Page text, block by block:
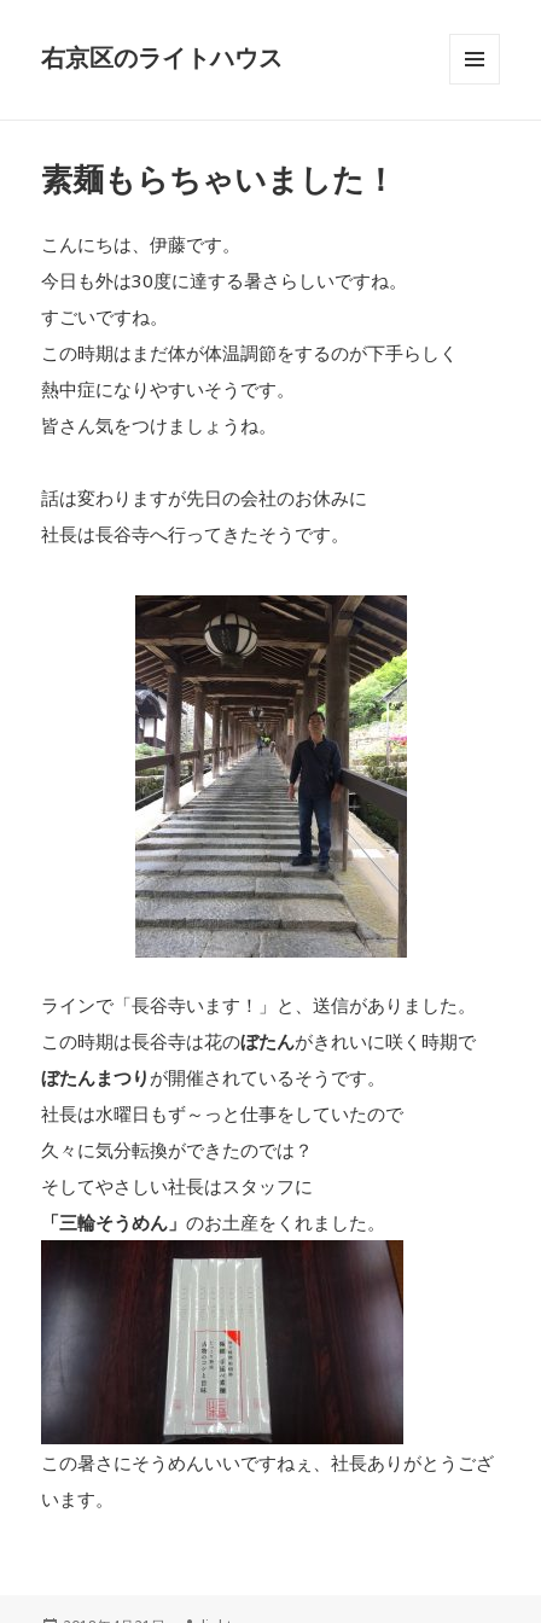
右京区のライトハウス
素麺もらちゃいました！
こんにちは、伊藤です。
今日も外は30度に達する暑さらしいですね。
すごいですね。
この時期はまだ体が体温調節をするのが下手らしく
熱中症になりやすいそうです。
皆さん気をつけましょうね。
話は変わりますが先日の会社のお休みに
社長は長谷寺へ行ってきたそうです。
ラインで「長谷寺います！」と、送信がありました。
この時期は長谷寺は花のぼたんがきれいに咲く時期で
ぼたんまつり が開催されているそうです。
社長は水曜日もず～っと仕事をしていたので
久々に気分転換ができたのでは？
そしてやさしい社長はスタッフに
「三輪そうめん」のお土産をくれました。
この暑さにそうめんいいですねぇ、社長ありがとうござ
います。